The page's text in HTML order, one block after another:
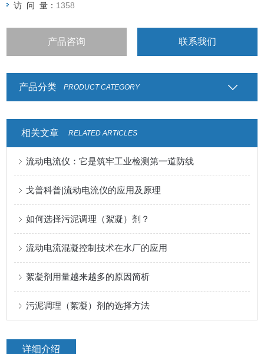
访 问 量： 1358
产品咨询 联系我们
产品分类 PRODUCT CATEGORY
相关文章 RELATED ARTICLES
流动电流仪：它是筑牢工业检测第一道防线
戈普科普|流动电流仪的应用及原理
如何选择污泥调理（絮凝）剂？
流动电流混凝控制技术在水厂的应用
絮凝剂用量越来越多的原因简析
污泥调理（絮凝）剂的选择方法
详细介绍